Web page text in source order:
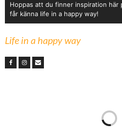
Hoppas att du finner inspiration här
får känna life in a happy way!
Life in a happy way